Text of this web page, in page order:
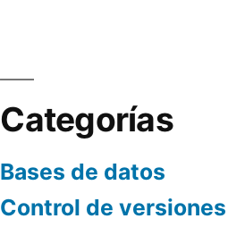
Categorías
Bases de datos
Control de versiones